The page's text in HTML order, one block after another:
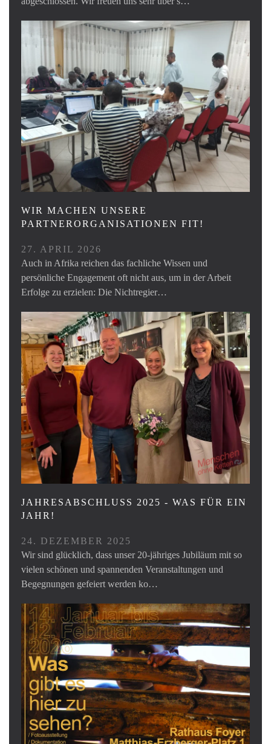
WIR MACHEN UNSERE
PARTNERORGANISATIONEN FIT!
27. APRIL 2026
Auch in Afrika reichen das fachliche Wissen und
persönliche Engagement oft nicht aus, um in der Arbeit
Erfolge zu erzielen: Die Nichtregier…
JAHRESABSCHLUSS 2025 - WAS FÜR EIN
JAHR!
24. DEZEMBER 2025
Wir sind glücklich, dass unser 20-jähriges Jubiläum mit so
vielen schönen und spannenden Veranstaltungen und
Begegnungen gefeiert werden ko…